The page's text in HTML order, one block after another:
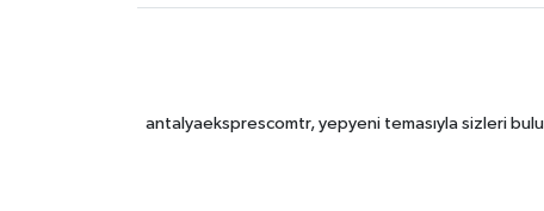
antalyaeksprescomtr, yepyeni temasıyla sizleri